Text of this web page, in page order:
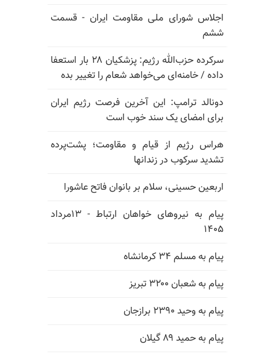
اجلاس شورای ملی مقاومت ایران - قسمت
ششم
سرکرده حزب‌الله رژیم: پزشکیان ۲۸ بار استعفا
داده / خامنه‌ای می‌خواهد شعام را تغییر بده
دونالد ترامپ: این آخرین فرصت رژیم ایران
برای امضای یک سند خوب است
هراس رژیم از قیام و مقاومت؛ پشت‌پرده
تشدید سرکوب در زندانها
اربعین حسینی، سلام بر بانوان فاتح عاشورا
پیام به نیروهای خواهان ارتباط - ۱۳مرداد
۱۴۰۵
پیام به مسلم ۳۴ کرمانشاه
پیام به شعبان ۳۲۰۰ تبریز
پیام به وحید ۲۳۹۰ برازجان
پیام به حمید ۸۹ گیلان